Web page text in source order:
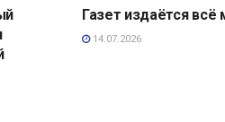
Газет издаётся
14.07.2026